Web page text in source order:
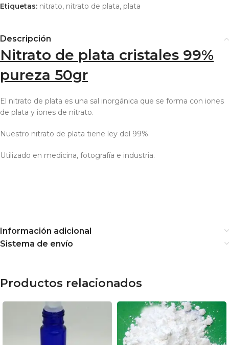
Etiquetas: nitrato, nitrato de plata, plata
Descripción
Nitrato de plata cristales 99%
pureza 50gr
El nitrato de plata es una sal inorgánica que se forma con iones
de plata y iones de nitrato.
Nuestro nitrato de plata tiene ley del 99%.
Utilizado en medicina, fotografía e industria.
Información adicional
Sistema de envío
Productos relacionados